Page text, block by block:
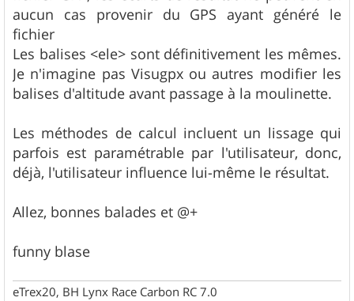
aucun cas provenir du GPS ayant généré le
fichier
Les balises <ele> sont définitivement les mêmes.
Je n'imagine pas Visugpx ou autres modifier les
balises d'altitude avant passage à la moulinette.
Les méthodes de calcul incluent un lissage qui
parfois est paramétrable par l'utilisateur, donc,
déjà, l'utilisateur influence lui-même le résultat.
Allez, bonnes balades et @+
funny blase
eTrex20, BH Lynx Race Carbon RC 7.0